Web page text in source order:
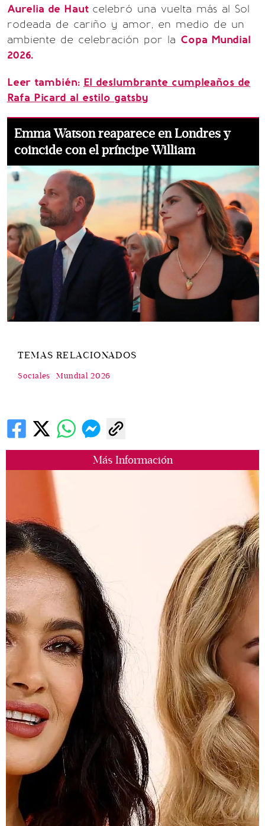
Más Información
Aurelia de Haut celebró una vuelta más al Sol
rodeada de cariño y amor, en medio de un
ambiente de celebración por la Copa Mundial
2026.
Leer también: El deslumbrante cumpleaños de
Rafa Picard al estilo gatsby
Emma Watson reaparece en Londres y
coincide con el príncipe William
TEMAS RELACIONADOS
Sociales Mundial 2026